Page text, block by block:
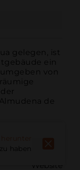
gelegen, ist
ein
von
de
Website
haben